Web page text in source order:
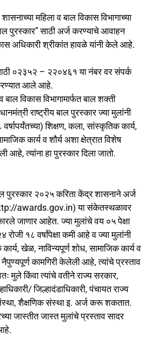
ar
e
महिला व बाल विकास विभागाच्या
पुरस्कार” साठी अर्ज करण्याचे आवाहन
अधिकारी श्रीकांत हावळे यांनी केले आहे.
०२३५२ – २२०४६१ या नंबर वर संपर्क
आले आहे.
विकास विभागामार्फत बाल शक्ती
राष्ट्रीय बाल पुरस्कार ज्या मुलांनी
शिक्षण, कला, सांस्कृतिक कार्य,
कार्य व शौर्य अशा क्षेत्रात विशेष
आहे, त्यांना हा पुरस्कार दिला जातो.
पुरस्कार २०२५ करिता केंद्र शासनाने अर्ज
awards.gov.in) या संकेतस्थळावर
जाणार आहेत. ज्या मुलांचे वय ०५ पेक्षा
१८ वर्षांपेक्षा कमी आहे व ज्या मुलांनी
खेळ, नाविन्यपूर्ण शोध, सामाजिक कार्य व
नैपुण्यपूर्ण कामगिरी केलेली आहे, त्यांचे प्रस्ताव
मुले किंवा त्यांचे वतीने राज्य सरकार,
जिल्हादंडाधिकारी, पंचायत राज्य
शैक्षणिक संस्था इ. अर्ज करू शकतात.
जास्तीत जास्त मुलांचे प्रस्ताव सादर